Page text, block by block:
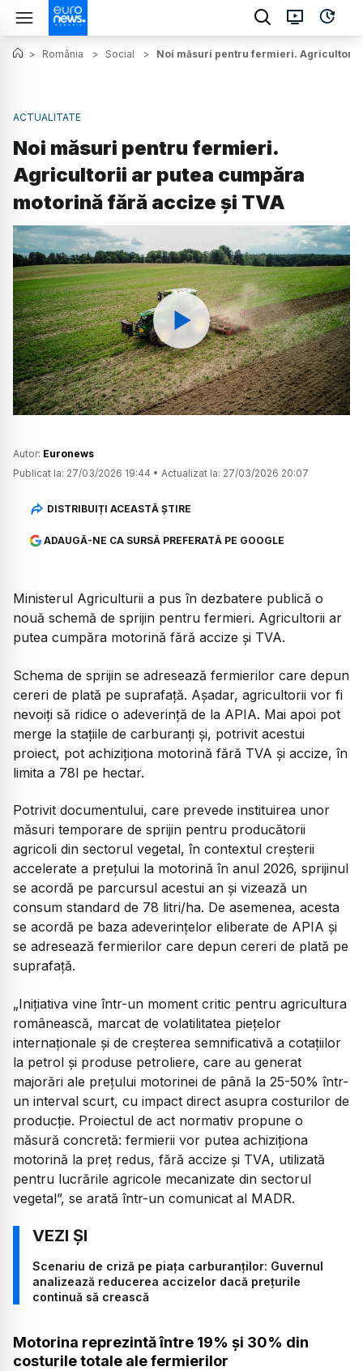
> România > Social > Noi măsuri pentru fermieri. Agricultorii
ACTUALITATE
Noi măsuri pentru fermieri.
Agricultorii ar putea cumpăra
motorină fără accize și TVA
Watch
Autor: Euronews
Publicat la: 27/03/2026 19:44 • Actualizat la: 27/03/2026 20:07
DISTRIBUIȚI ACEASTĂ ȘTIRE
ADAUGĂ-NE CA SURSĂ PREFERATĂ PE GOOGLE
Ministerul Agriculturii a pus în dezbatere publică o
nouă schemă de sprijin pentru fermieri. Agricultorii ar
putea cumpăra motorină fără accize și TVA.
Schema de sprijin se adresează fermierilor care depun
cereri de plată pe suprafață. Așadar, agricultorii vor fi
nevoiți să ridice o adeverință de la APIA. Mai apoi pot
merge la stațiile de carburanți și, potrivit acestui
proiect, pot achiziționa motorină fără TVA și accize, în
limita a 78l pe hectar.
Potrivit documentului, care prevede instituirea unor
măsuri temporare de sprijin pentru producătorii
agricoli din sectorul vegetal, în contextul creșterii
accelerate a prețului la motorină în anul 2026, sprijinul
se acordă pe parcursul acestui an și vizează un
consum standard de 78 litri/ha. De asemenea, acesta
se acordă pe baza adeverințelor eliberate de APIA și
se adresează fermierilor care depun cereri de plată pe
suprafață.
„Inițiativa vine într-un moment critic pentru agricultura
românească, marcat de volatilitatea piețelor
internaționale și de creșterea semnificativă a cotațiilor
la petrol și produse petroliere, care au generat
majorări ale prețului motorinei de până la 25-50% într-
un interval scurt, cu impact direct asupra costurilor de
producție. Proiectul de act normativ propune o
măsură concretă: fermierii vor putea achiziționa
motorină la preț redus, fără accize și TVA, utilizată
pentru lucrările agricole mecanizate din sectorul
vegetal”, se arată într-un comunicat al MADR.
Scenariu de criză pe piața carburanților: Guvernul
analizează reducerea accizelor dacă prețurile
continuă să crească
Motorina reprezintă între 19% și 30% din
costurile totale ale fermierilor